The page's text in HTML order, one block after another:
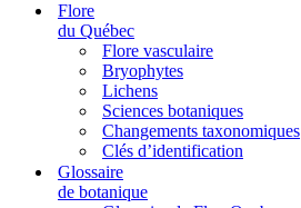
Flore
du Québec
Flore vasculaire
Bryophytes
Lichens
Sciences botaniques
Changements taxonomiques
Clés d’identification
Glossaire
de botanique